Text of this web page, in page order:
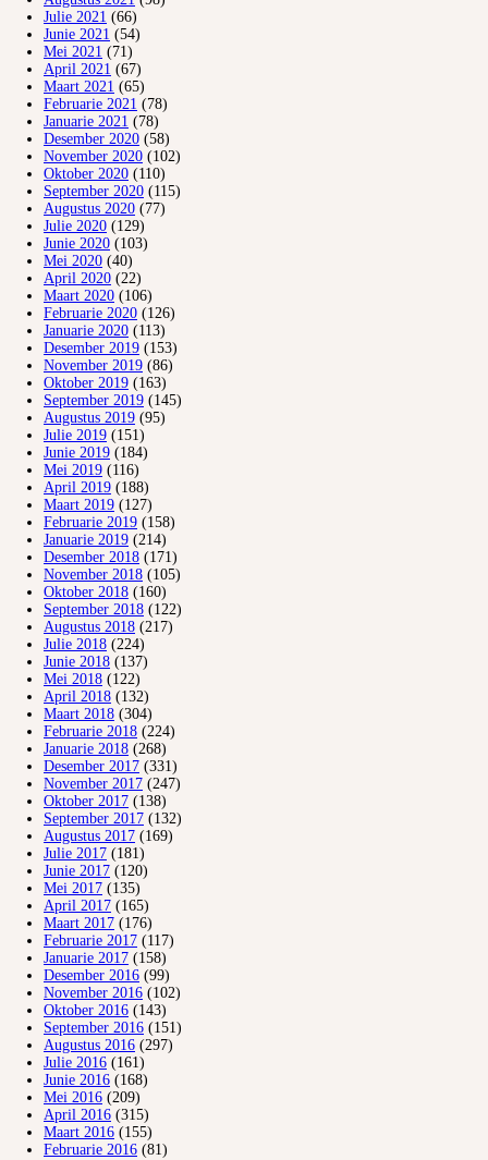
Julie 2021 (66)
Junie 2021 (54)
Mei 2021 (71)
April 2021 (67)
Maart 2021 (65)
Februarie 2021 (78)
Januarie 2021 (78)
Desember 2020 (58)
November 2020 (102)
Oktober 2020 (110)
September 2020 (115)
Augustus 2020 (77)
Julie 2020 (129)
Junie 2020 (103)
Mei 2020 (40)
April 2020 (22)
Maart 2020 (106)
Februarie 2020 (126)
Januarie 2020 (113)
Desember 2019 (153)
November 2019 (86)
Oktober 2019 (163)
September 2019 (145)
Augustus 2019 (95)
Julie 2019 (151)
Junie 2019 (184)
Mei 2019 (116)
April 2019 (188)
Maart 2019 (127)
Februarie 2019 (158)
Januarie 2019 (214)
Desember 2018 (171)
November 2018 (105)
Oktober 2018 (160)
September 2018 (122)
Augustus 2018 (217)
Julie 2018 (224)
Junie 2018 (137)
Mei 2018 (122)
April 2018 (132)
Maart 2018 (304)
Februarie 2018 (224)
Januarie 2018 (268)
Desember 2017 (331)
November 2017 (247)
Oktober 2017 (138)
September 2017 (132)
Augustus 2017 (169)
Julie 2017 (181)
Junie 2017 (120)
Mei 2017 (135)
April 2017 (165)
Maart 2017 (176)
Februarie 2017 (117)
Januarie 2017 (158)
Desember 2016 (99)
November 2016 (102)
Oktober 2016 (143)
September 2016 (151)
Augustus 2016 (297)
Julie 2016 (161)
Junie 2016 (168)
Mei 2016 (209)
April 2016 (315)
Maart 2016 (155)
Februarie 2016 (81)